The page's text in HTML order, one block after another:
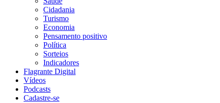
Cidadania
Turismo
Economia
Pensamento positivo
Política
Sorteios
Indicadores
Flagrante Digital
Vídeos
Podcasts
Cadastre-se